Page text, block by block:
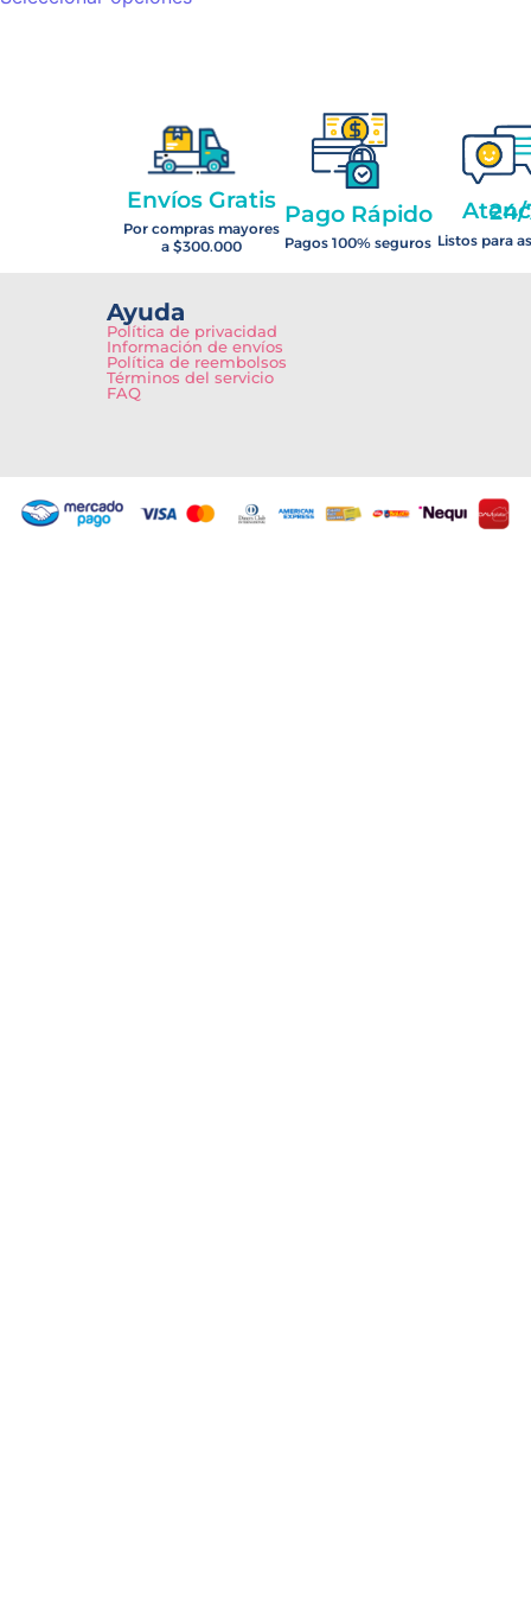
Envíos Gratis
Por compras mayores
a $300.000
Pago Rápido
Pagos 100% seguros
Atención
Listos para
Ayuda
Política de privacidad
Información de envíos
Política de reembolsos
Términos del servicio
FAQ